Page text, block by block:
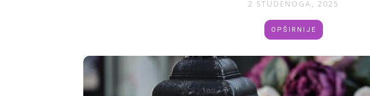
2 STUDENOGA, 2025
OPŠIRNIJE